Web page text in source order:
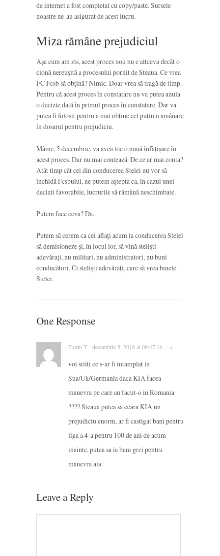
de internet a fost completat cu copy/paste. Sursele
noastre ne-au asigurat de acest lucru.
Miza rămâne prejudiciul
Așa cum am zis, acest proces nou nu e altceva decât o
clonă nereușită a procesului pornit de Steaua. Ce vrea
FC Fcsb să obțină? Nimic. Doar vrea să tragă de timp.
Pentru că acest proces în constatare nu va putea anula
o decizie dată în primul proces în constatare. Dar va
putea fi folosit pentru a mai obține cel puțin o amânare
în dosarul pentru prejudiciu.
Mâine, 5 decembrie, va avea loc o nouă înfățișare în
acest proces. Dar nu mai contează. De ce ar mai conta?
Atât timp cât cei din conducerea Stelei nu vor să
închidă Fcsbulul, ne putem aștepta ca, în cazul unei
decizii favorabile, lucrurile să rămână neschimbate.
Putem face ceva? Da.
Putem să cerem ca cei aflați acum la conducerea Stelei
să demisioneze și, în locul lor, să vină steliști
adevărați, nu militari, nu administratori, nu buni
conducători. Ci steliști adevărați, care să vrea binele
Stelei.
One Response
Florin T. · decembrie 5, 2018 at 08:47:16 · →
voi stiiti ce s-ar fi intamplat in
Sua/Uk/Germania daca KIA facea
manevra pe care au facut-o in Romania
???? Steaua putea sa ceara KIA un
prejudiciu enorm, ar fi castigat bani pentru
liga a 4-a pentru 100 de ani de acum
inainte, putea sa ia bani grei pentru
manevra aia.
Leave a Reply